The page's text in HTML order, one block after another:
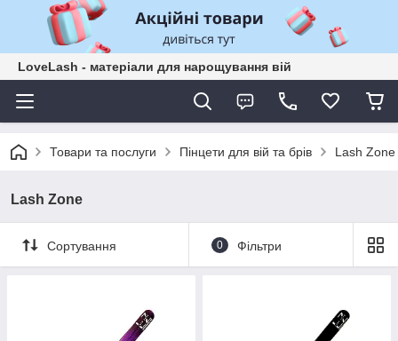
LoveLash - матеріали для нарощування вій
Товари та послуги Пінцети для вій та брів Lash Zone
Lash Zone
Сортування 0 Фільтри